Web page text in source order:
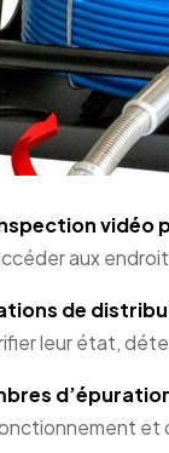
vidéo
aux
de
leur état,